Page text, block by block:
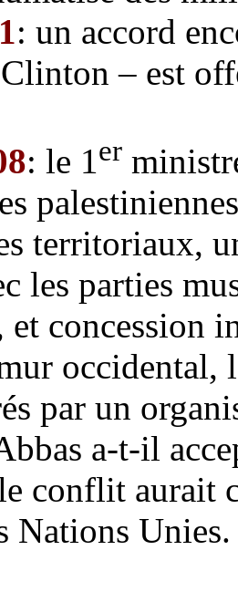
: un accord
– est
: le 1er
territoriaux,
les parties
et concession
occidental,
par un
a-t-il
conflit aurait
Nations Unies.